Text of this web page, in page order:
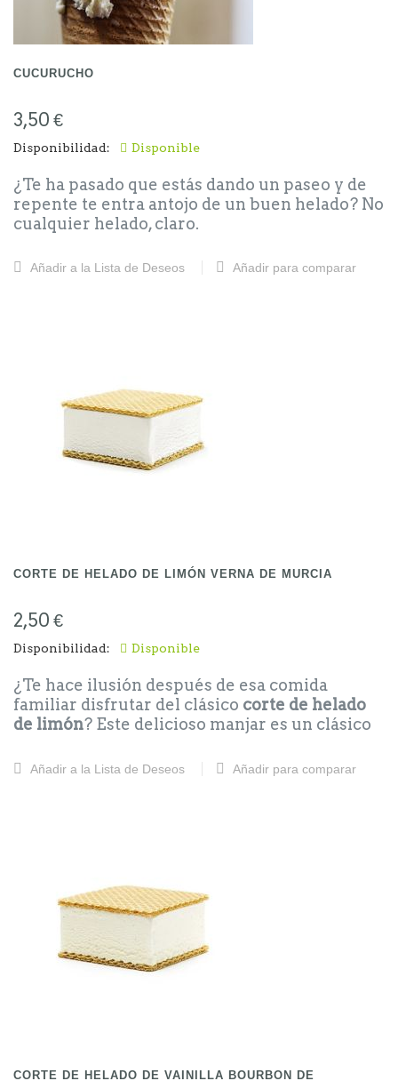
CUCURUCHO
3,50 €
Disponibilidad: Disponible
¿Te ha pasado que estás dando un paseo y de
repente te entra antojo de un buen helado? No
cualquier helado, claro.
Precios cucuruchos:
Añadir a la Lista de Deseos Añadir para comparar
CORTE DE HELADO DE LIMÓN VERNA DE MURCIA
2,50 €
Disponibilidad: Disponible
¿Te hace ilusión después de esa comida
familiar disfrutar del clásico corte de helado
de limón? Este delicioso manjar es un clásico
mejores momentos de la infancia, con su sabor
Barra de Nata: 10.00
Añadir a la Lista de Deseos Añadir para comparar
CORTE DE HELADO DE VAINILLA BOURBON DE